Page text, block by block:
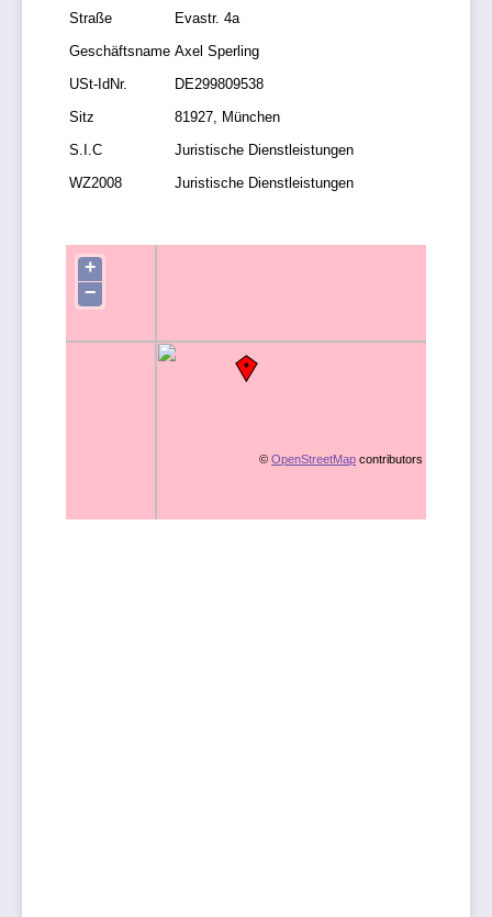
Straße
Evastr. 4a
Geschäftsname Axel Sperling
USt-IdNr.
DE299809538
Sitz
81927, München
S.I.C
Juristische Dienstleistungen
WZ2008
Juristische Dienstleistungen
+
−
© OpenStreetMap contributors